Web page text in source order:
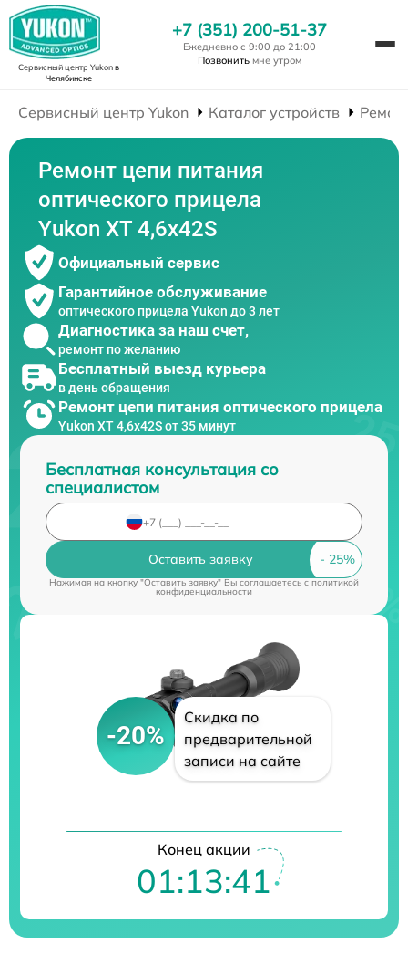
Сервисный центр Yukonв
Челябинске
+7 (351) 200-51-37
Ежедневно с 9:00 до 21:00
Позвонить мне утром
Сервисный центр Yukon Каталог устройств
Ремонт цепи питания
оптического прицела
Yukon XT 4,6x42S
Официальный сервис
Гарантийное обслуживание
оптического прицела Yukon до 3 лет
Диагностика за наш счет,
ремонт по желанию
Бесплатный выезд курьера
в день обращения
Ремонт цепи питания оптического прицела
Yukon XT 4,6x42S от 35 минут
Бесплатная консультация со
специалистом
Оставить заявку
Нажимая на кнопку "Оставить заявку" Вы соглашаетесь cполитикой
конфиденциальности
-20%
Скидка по
предварительной
записи на сайте
Конец акции
01:13:40